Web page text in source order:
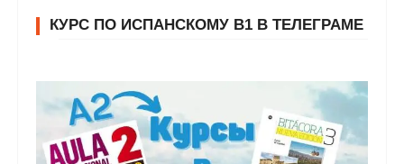
КУРС ПО ИСПАНСКОМУ В1 В ТЕЛЕГРАМЕ